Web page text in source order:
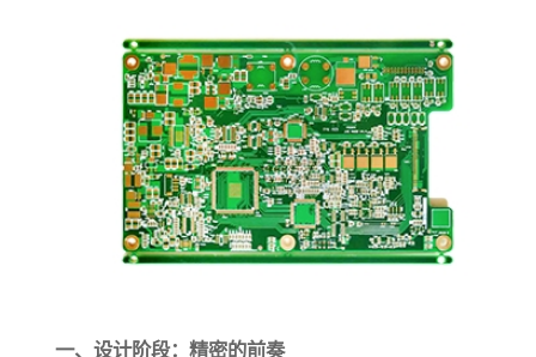
一、设计阶段：精密的前奏